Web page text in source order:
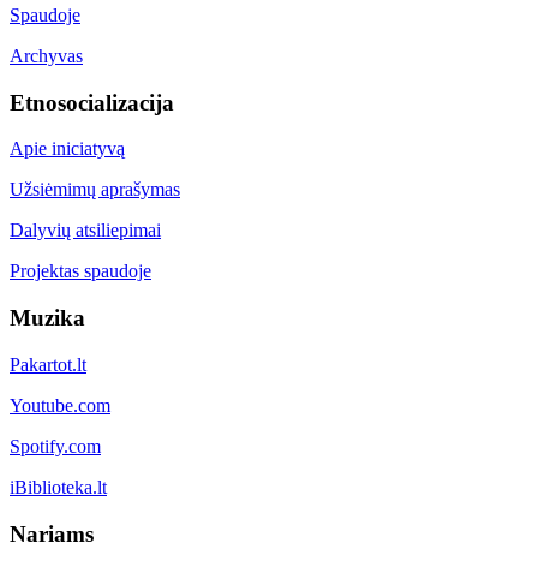
Spaudoje
Archyvas
Etnosocializacija
Apie iniciatyvą
Užsiėmimų aprašymas
Dalyvių atsiliepimai
Projektas spaudoje
Muzika
Pakartot.lt
Youtube.com
Spotify.com
iBiblioteka.lt
Nariams